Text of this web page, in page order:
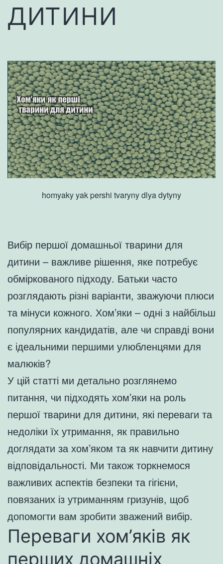
дитини
homyaky yak pershi tvaryny dlya dytyny
Вибір першої домашньої тварини для
дитини – важливе рішення, яке потребує
обміркованого підходу. Батьки часто
розглядають різні варіанти, зважуючи плюси
та мінуси кожного. Хом’яки – одні з найбільш
популярних кандидатів, але чи справді вони
є ідеальними першими улюбленцями для
малюків?
У цій статті ми детально розглянемо
питання, чи підходять хом’яки на роль
першої тварини для дитини, які переваги та
недоліки їх утримання, як правильно
доглядати за хом’яком та як навчити дитину
відповідальності. Ми також торкнемося
важливих аспектів безпеки та гігієни,
повязаних із утриманням гризунів, щоб
допомогти вам зробити зважений вибір.
Переваги хом’яків як
перших домашніх